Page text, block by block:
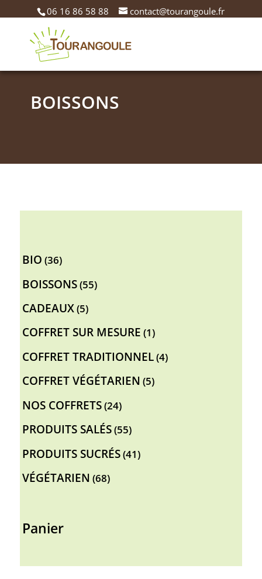
06 16 86 58 88 contact@tourangoule.fr
BOISSONS
BIO 3636
BOISSONS 5555
CADEAUX 55
COFFRET SUR MESURE 11
COFFRET TRADITIONNEL 44
COFFRET VÉGÉTARIEN 55
NOS COFFRETS 2424
PRODUITS SALÉS 5555
PRODUITS SUCRÉS 4141
VÉGÉTARIEN 6868
Panier